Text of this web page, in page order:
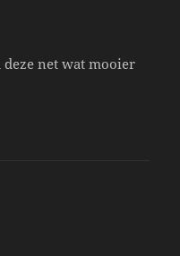
net wat mooier